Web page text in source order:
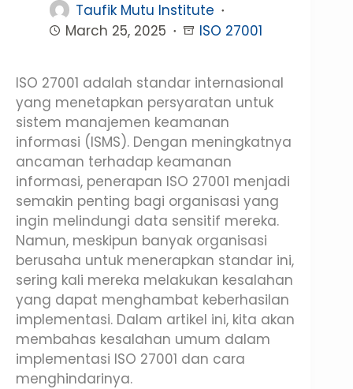
Taufik Mutu Institute
March 25, 2025
ISO 27001
ISO 27001 adalah standar internasional
yang menetapkan persyaratan untuk
sistem manajemen keamanan
informasi (ISMS). Dengan meningkatnya
ancaman terhadap keamanan
informasi, penerapan ISO 27001 menjadi
semakin penting bagi organisasi yang
ingin melindungi data sensitif mereka.
Namun, meskipun banyak organisasi
berusaha untuk menerapkan standar ini,
sering kali mereka melakukan kesalahan
yang dapat menghambat keberhasilan
implementasi. Dalam artikel ini, kita akan
membahas kesalahan umum dalam
implementasi ISO 27001 dan cara
menghindarinya.